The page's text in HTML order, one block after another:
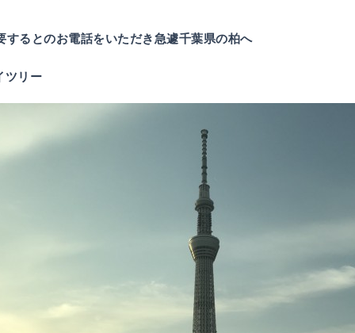
するとのお電話をいただき急遽千葉県の柏へ
ツリー